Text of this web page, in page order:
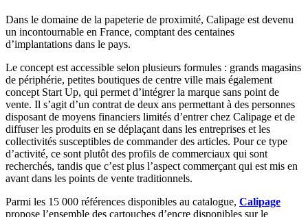
Dans le domaine de la papeterie de proximité, Calipage est devenu
un incontournable en France, comptant des centaines
d’implantations dans le pays.
Le concept est accessible selon plusieurs formules : grands magasins
de périphérie, petites boutiques de centre ville mais également
concept Start Up, qui permet d’intégrer la marque sans point de
vente. Il s’agit d’un contrat de deux ans permettant à des personnes
disposant de moyens financiers limités d’entrer chez Calipage et de
diffuser les produits en se déplaçant dans les entreprises et les
collectivités susceptibles de commander des articles. Pour ce type
d’activité, ce sont plutôt des profils de commerciaux qui sont
recherchés, tandis que c’est plus l’aspect commerçant qui est mis en
avant dans les points de vente traditionnels.
Parmi les 15 000 références disponibles au catalogue, Calipage
propose l’ensemble des cartouches d’encre disponibles sur le